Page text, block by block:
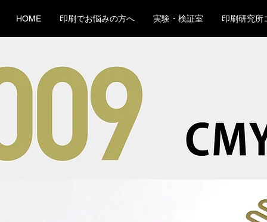
HOME 印刷でお悩みの方へ 実験・検証室 印刷研究所